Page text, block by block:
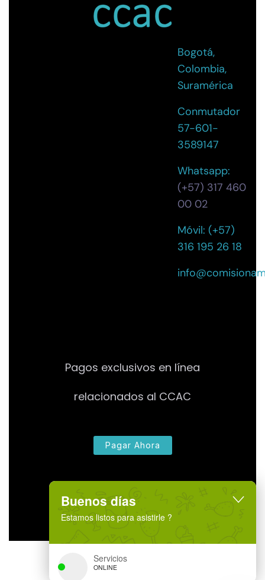
Bogotá,
Colombia,
Suramérica
Conmutador
57-601-
3589147
Whatsapp:
(+57) 317 460
00 02
Móvil: (+57)
316 195 26 18
Pagos exclusivos en línea
relacionados al CCAC
Pagar Ahora
Buenos días
Estamos listos para asistirle ?
Servicios
ONLINE